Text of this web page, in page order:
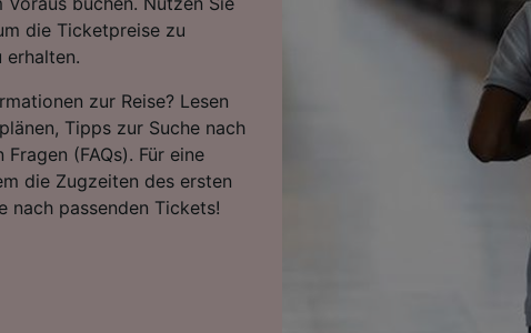
die Ticketpreise zu
erhalten.
zur Reise? Lesen
Tipps zur Suche nach
(FAQs). Für eine
die Zugzeiten des ersten
nach passenden Tickets!